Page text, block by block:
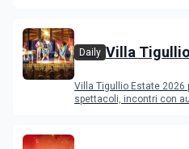
Daily Villa
Villa Tigullio Estate 2026
spettacoli, incontri con